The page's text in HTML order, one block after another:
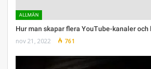
ALLMÄN
Hur man skapar flera YouTube-kanaler
nov 21, 2022 761